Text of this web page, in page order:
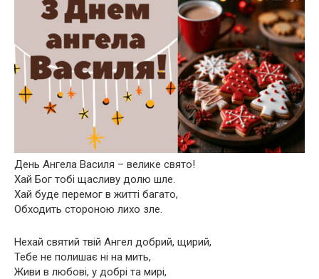
День Ангела Василя – велике свято!
Хай Бог тобі щасливу долю шле.
Хай буде перемог в житті багато,
Обходить стороною лихо зле.
Нехай святий твій Ангел добрий, щирий,
Тебе не полишає ні на мить,
Живи в любові, у добрі та мирі,